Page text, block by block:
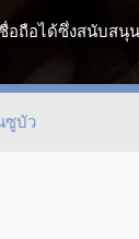
อถือได้ซึ่งสนับสนุ
ซูบัว